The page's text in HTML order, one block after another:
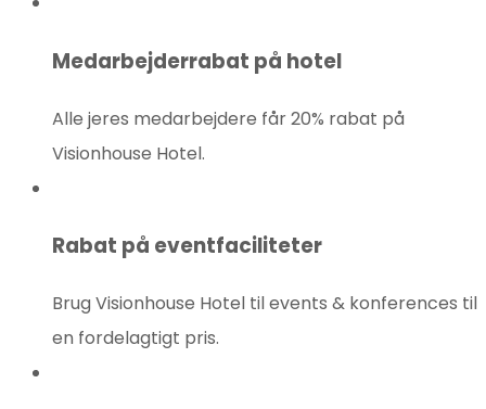
Medarbejderrabat på hotel
Alle jeres medarbejdere får 20% rabat på
Visionhouse Hotel.
Rabat på eventfaciliteter
Brug Visionhouse Hotel til events & konferences til
en fordelagtigt pris.